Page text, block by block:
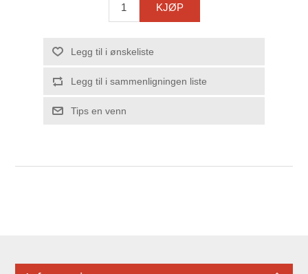
KJØP
Legg til i ønskeliste
Legg til i sammenligningen liste
Tips en venn